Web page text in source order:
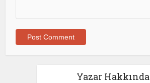
Yazar Hakkında